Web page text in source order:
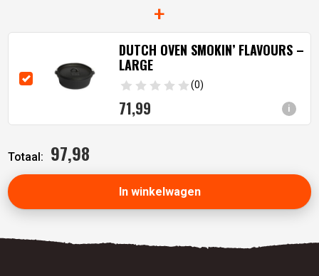
+
i
DUTCH OVEN SMOKIN’ FLAVOURS –
LARGE
(0)
71,99
Totaal: 97,98
In winkelwagen